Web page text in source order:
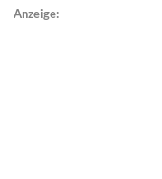
Anzeige: